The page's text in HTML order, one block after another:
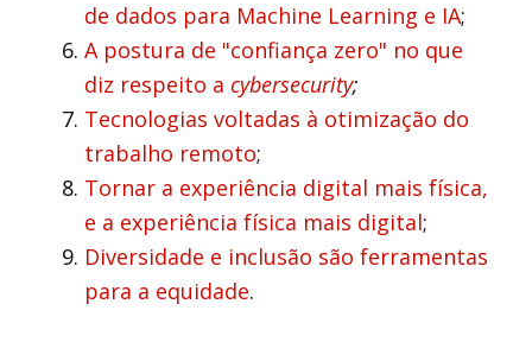
de dados para Machine Learning e IA;
A postura de "confiança zero" no que
diz respeito acybersecurity;
Tecnologias voltadas à otimização do
trabalho remoto;
Tornar a experiência digital mais física,
e a experiência física mais digital;
Diversidade e inclusão são ferramentas
para a equidade.